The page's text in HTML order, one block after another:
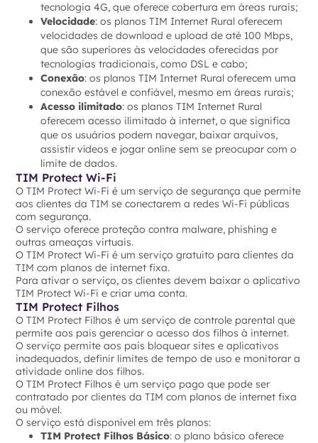
tecnologia 4G, que oferece cobertura em áreas rurais;
Velocidade: os planos TIM Internet Rural oferecem
velocidades de download e upload de até 100 Mbps,
que são superiores às velocidades oferecidas por
tecnologias tradicionais, como DSL e cabo;
Conexão: os planos TIM Internet Rural oferecem uma
conexão estável e confiável, mesmo em áreas rurais;
Acesso ilimitado: os planos TIM Internet Rural
oferecem acesso ilimitado à internet, o que significa
que os usuários podem navegar, baixar arquivos,
assistir vídeos e jogar online sem se preocupar com o
limite de dados.
TIM Protect Wi-Fi
O TIM Protect Wi-Fi é um serviço de segurança que permite
aos clientes da TIM se conectarem a redes Wi-Fi públicas
com segurança.
O serviço oferece proteção contra malware, phishing e
outras ameaças virtuais.
O TIM Protect Wi-Fi é um serviço gratuito para clientes da
TIM com planos de internet fixa.
Para ativar o serviço, os clientes devem baixar o aplicativo
TIM Protect Wi-Fi e criar uma conta.
TIM Protect Filhos
O TIM Protect Filhos é um serviço de controle parental que
permite aos pais gerenciar o acesso dos filhos à internet.
O serviço permite aos pais bloquear sites e aplicativos
inadequados, definir limites de tempo de uso e monitorar a
atividade online dos filhos.
O TIM Protect Filhos é um serviço pago que pode ser
contratado por clientes da TIM com planos de internet fixa
ou móvel.
O serviço está disponível em três planos:
TIM Protect Filhos Básico: o plano básico oferece